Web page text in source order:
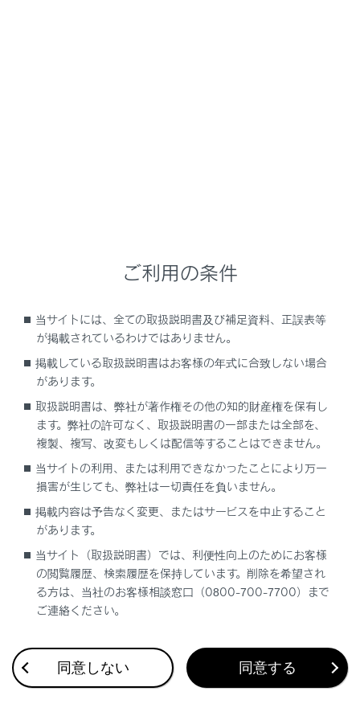
ワイパーを使わないでください。
ガラスを傷付けるおそれがあります。
操作のしかた
合わせて見られているページ
パーキングブレーキ
クリアランスソナー
ご利用の条件
当サイトには、全ての取扱説明書及び補足資料、正誤表等
が掲載されているわけではありません。
掲載している取扱説明書はお客様の年式に合致しない場合
があります。
取扱説明書は、弊社が著作権その他の知的財産権を保有し
ます。弊社の許可なく、取扱説明書の一部または全部を、
複製、複写、改変もしくは配信等することはできません。
当サイトの利用、または利用できなかったことにより万一
損害が生じても、弊社は一切責任を負いません。
掲載内容は予告なく変更、またはサービスを中止すること
があります。
当サイト（取扱説明書）では、利便性向上のためにお客様
の閲覧履歴、検索履歴を保持しています。削除を希望され
る方は、当社のお客様相談窓口（0800-700-7700）まで
ご連絡ください。
同意しない 同意する